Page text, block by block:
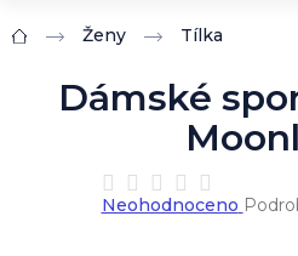
Domů Ženy Tílka
Dámské
Průměrné
hodnocení
Neohodnoceno